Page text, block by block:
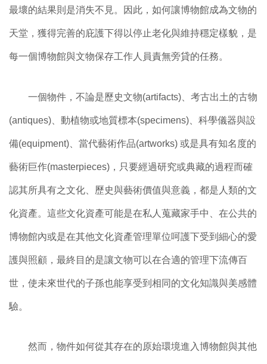
最壞的結果則是消失不見。因此，如何讓博物館成為文物的
天堂，獲得完善的庇護下得以停止老化與維持穩定樣貌，是
每一個博物館與文物保存工作人員責無旁貸的任務。
一個物件，不論是歷史文物(artifacts)、考古出土的古物
(antiques)、動植物或地質標本(specimens)、科學儀器與設
備(equipment)、當代藝術作品(artworks) 或是具有知名度的
藝術巨作(masterpieces)，只要經過研究或典藏的過程而確
認其所具有之文化、歷史與藝術價值與意義，都是人類的文
化資產。這些文化資產可能是在私人蒐藏家手中、在公共的
博物館內或是在其他文化資產管理單位呵護下受到細心的愛
護與照顧，最終目的是讓文物可以在合適的管理下流傳百
世，使未來世代的子孫也能享受到相同的文化知識與美感體
驗。
然而，物件如何從其存在的原始環境進入博物館與其他